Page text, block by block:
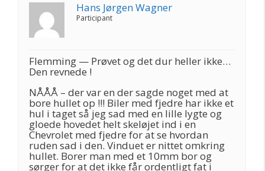
Hans Jørgen Wagner
Participant
Flemming — Prøvet og det dur heller ikke…
Den revnede !
NÅÅÅ – der var en der sagde noget med at
bore hullet op !!! Biler med fjedre har ikke et
hul i taget så jeg sad med en lille lygte og
gloede hovedet helt skeløjet ind i en
Chevrolet med fjedre for at se hvordan
ruden sad i den. Vinduet er nittet omkring
hullet. Borer man med et 10mm bor og
sørger for at det ikke får ordentligt fat i